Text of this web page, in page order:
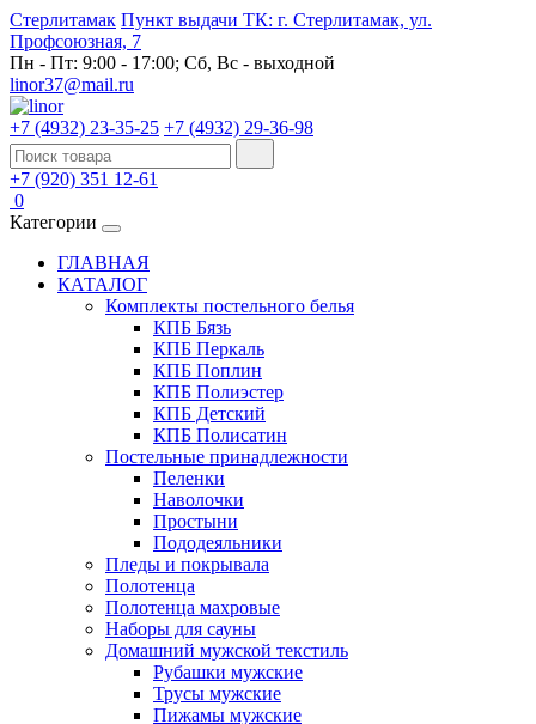
Стерлитамак Пункт выдачи ТК: г. Стерлитамак, ул.
Профсоюзная, 7
Пн - Пт: 9:00 - 17:00; Сб, Вс - выходной
linor37@mail.ru
+7 (4932) 23-35-25 +7 (4932) 29-36-98
+7 (920) 351 12-61
0
Категории
ГЛАВНАЯ
КАТАЛОГ
Комплекты постельного белья
КПБ Бязь
КПБ Перкаль
КПБ Поплин
КПБ Полиэстер
КПБ Детский
КПБ Полисатин
Постельные принадлежности
Пеленки
Наволочки
Простыни
Пододеяльники
Пледы и покрывала
Полотенца
Полотенца махровые
Наборы для сауны
Домашний мужской текстиль
Рубашки мужские
Трусы мужские
Пижамы мужские